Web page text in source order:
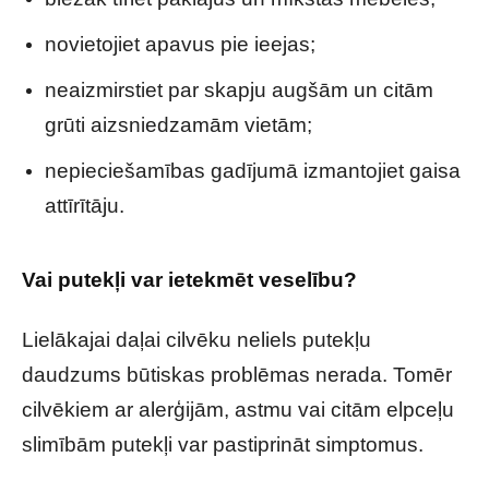
novietojiet apavus pie ieejas;
neaizmirstiet par skapju augšām un citām
grūti aizsniedzamām vietām;
nepieciešamības gadījumā izmantojiet gaisa
attīrītāju.
Vai putekļi var ietekmēt veselību?
Lielākajai daļai cilvēku neliels putekļu
daudzums būtiskas problēmas nerada. Tomēr
cilvēkiem ar alerģijām, astmu vai citām elpceļu
slimībām putekļi var pastiprināt simptomus.